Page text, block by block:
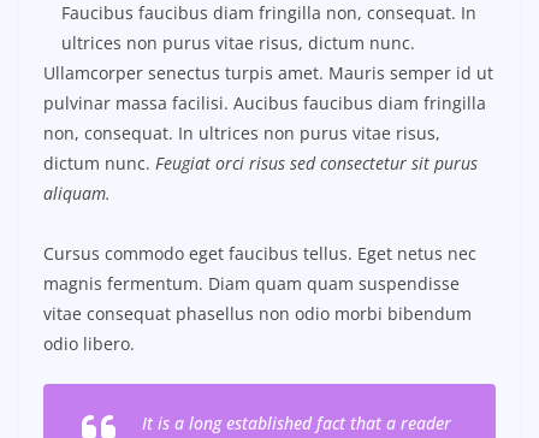
Faucibus faucibus diam fringilla non, consequat. In
ultrices non purus vitae risus, dictum nunc.
Ullamcorper senectus turpis amet. Mauris semper id ut
pulvinar massa facilisi. Aucibus faucibus diam fringilla
non, consequat. In ultrices non purus vitae risus,
dictum nunc. Feugiat orci risus sed consectetur sit purus
aliquam.
Cursus commodo eget faucibus tellus. Eget netus nec
magnis fermentum. Diam quam quam suspendisse
vitae consequat phasellus non odio morbi bibendum
odio libero.
It is a long established fact that a reader